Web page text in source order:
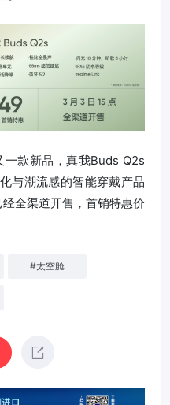
款新品，真我Buds Q2s
与潮流感的智能穿戴产品
全渠道开售，首销特惠价
#太空舱